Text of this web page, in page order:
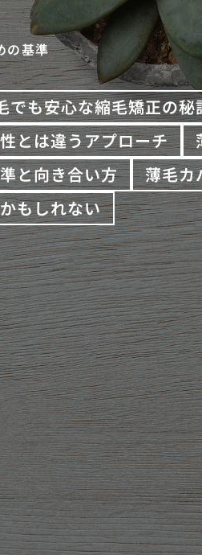
の基準
でも安心な縮毛矯正の秘
とは違うアプローチ
と向き合い方
薄毛カ
もしれない